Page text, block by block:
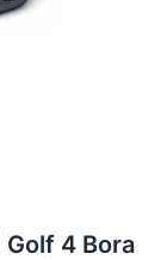
4 Bora